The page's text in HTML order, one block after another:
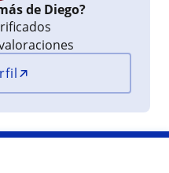
de Diego?